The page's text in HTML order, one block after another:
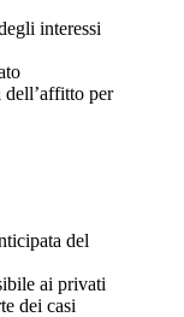
interessi
per
del
ai privati
dei casi